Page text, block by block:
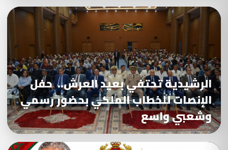
الرشيدية تحتفي بعيد العرش.. حفل
الإنصات للخطاب الملكي بحضور رسمي
وشعبي واسع